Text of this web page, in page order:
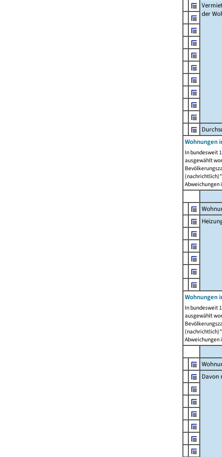
der
Wohnungen
In bundesweit
ausgewählt
Abweichungen
Wohnungen
In bundesweit
ausgewählt
Abweichungen
Davon